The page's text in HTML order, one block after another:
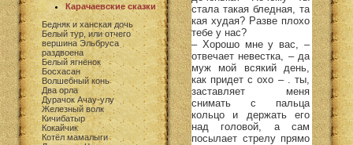
Карачаевские сказки
Бедняк и ханская дочь
Белый тур, или отчего
вершина Эльбруса
раздвоена
Белый ягнёнок
Босхасан
Волшебный конь
Два орла
Дурачок Ачау-улу
Железный волк
Кичибатыр
Кокайчик
Котёл мамалыги
стала такая бледная, та
кая худая? Разве плохо
тебе у нас?
– Хорошо мне у вас, –
отвечает невестка, – да
муж мой всякий день,
как придет с охо – . ты,
заставляет меня
снимать с пальца
кольцо и держать его
над головой, а сам
посылает стрелу прямо